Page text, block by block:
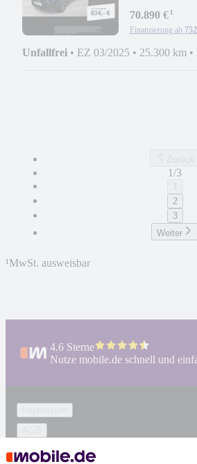
70.890 €¹
Finanzierung ab
Unfallfrei • EZ 03/2025 • 25.300 km •
1/3
2
3
Weiter
¹MwSt. ausweisbar
4.6 Sterne
Nutze mobile.de schnell und
Vertrag widerrufen